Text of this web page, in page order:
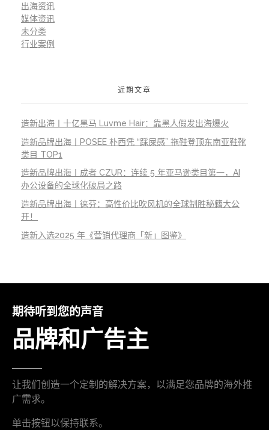
出海资讯
媒体资讯
未分类
行业案例
近期文章
造新出海丨十亿黑马 Luvme Hair：靠黑人假发出海爆火
造新品牌出海丨POSEE 朴西凭 “踩屎感” 拖鞋登顶东南亚鞋靴
类目 TOP1
造新品牌出海丨成者 CZUR：连续 5 年亚马逊类目第一，AI
办公设备的全球化破局之路
造新品牌出海丨徕芬：高性价比吹风机的全球制胜秘籍大公
开！
造新入选2025 年《营销代理商「新」图鉴》
期待听到您的声音
品牌和广告主
让我们创造一个定制的解决方案，以满足您品牌的海外推
广需求。
单击按钮以保持联系。